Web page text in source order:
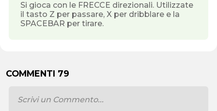
Si gioca con le FRECCE direzionali. Utilizzate
il tasto Z per passare, X per dribblare e la
SPACEBAR per tirare.
COMMENTI 79